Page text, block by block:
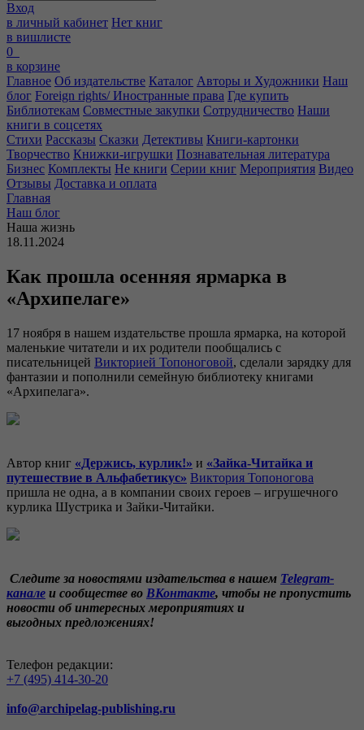
Вход
в личный кабинет Нет книг
в вишлисте
0
в корзине
Главное Об издательстве Каталог Авторы и Художники Наш
блог Foreign rights/ Иностранные права Где купить
Библиотекам Совместные закупки Сотрудничество Наши
книги в соцсетях
Стихи Рассказы Сказки Детективы Книги-картонки
Творчество Книжки-игрушки Познавательная литература
Бизнес Комплекты Не книги Серии книг Мероприятия Видео
Отзывы Доставка и оплата
Главная
Наш блог
Наша жизнь
18.11.2024
Как прошла осенняя ярмарка в
«Архипелаге»
17 ноября в нашем издательстве прошла ярмарка, на которой
маленькие читатели и их родители пообщались с
писательницей Викторией Топоноговой, сделали зарядку для
фантазии и пополнили семейную библиотеку книгами
«Архипелага».
Автор книг «Держись, курлик!» и «Зайка-Читайка и
путешествие в Альфабетикус» Виктория Топоногова
пришла не одна, а в компании своих героев – игрушечного
курлика Шустрика и Зайки-Читайки.
Следите за новостями издательства в нашем Telegram-
канале и сообществе во ВКонтакте, чтобы не пропустить
новости об интересных мероприятиях и
выгодных предложениях!
Телефон редакции:
+7 (495) 414-30-20
info@archipelag-publishing.ru